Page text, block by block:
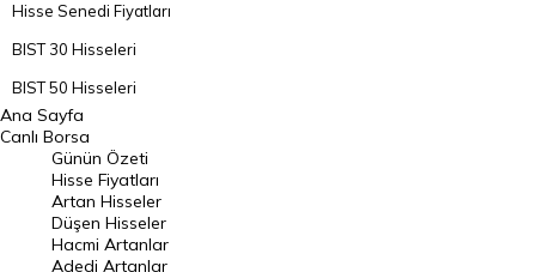
Hisse Senedi Fiyatları
BIST 30 Hisseleri
BIST 50 Hisseleri
BIST 100 Hisseleri
En Çok Artan Hisseler
En Çok Düşen Hisseler
Hacmi Artanlar
Ana Sayfa
Canlı Borsa
Günün Özeti
Hisse Fiyatları
Artan Hisseler
Düşen Hisseler
Hacmi Artanlar
Adedi Artanlar